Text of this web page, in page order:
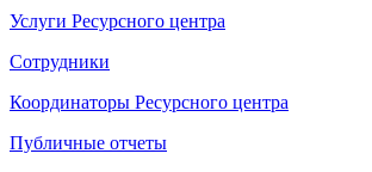
Услуги Ресурсного центра
Сотрудники
Координаторы Ресурсного центра
Публичные отчеты